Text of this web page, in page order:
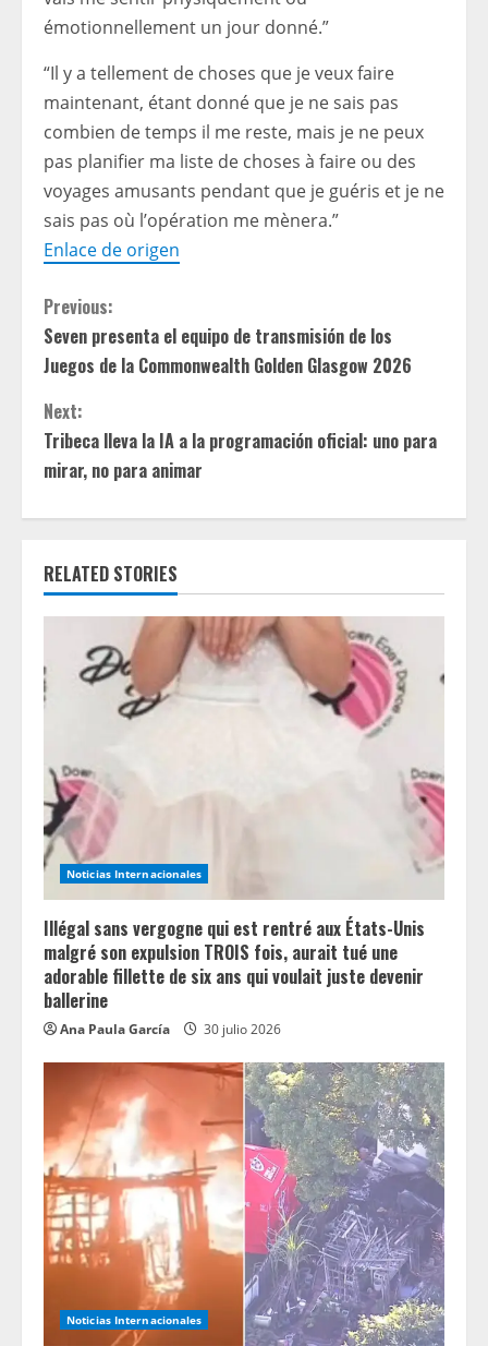
émotionnellement un jour donné.”
“Il y a tellement de choses que je veux faire
maintenant, étant donné que je ne sais pas
combien de temps il me reste, mais je ne peux
pas planifier ma liste de choses à faire ou des
voyages amusants pendant que je guéris et je ne
sais pas où l’opération me mènera.”
Enlace de origen
C
o
n
t
u
R
a
d
i
n
g
Previous:
Seven presenta el equipo de transmisión de los
Juegos de la Commonwealth Golden Glasgow 2026
Next:
Tribeca lleva la IA a la programación oficial: uno para
mirar, no para animar
RELATED STORIES
Noticias Internacionales
Illégal sans vergogne qui est rentré aux États-Unis
malgré son expulsion TROIS fois, aurait tué une
adorable fillette de six ans qui voulait juste devenir
ballerine
Ana Paula García 30 julio 2026
Noticias Internacionales